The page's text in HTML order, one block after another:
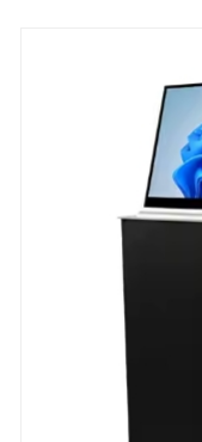
sistema de